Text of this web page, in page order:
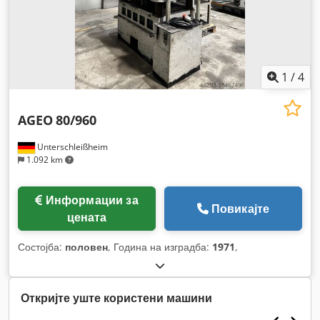
1 /4
Unterschleißheim
1.092 km
AGEO80/960
цената
Повикајте
Состојба: половен, Година на изградба: 1971,
Откријте уште користени машини